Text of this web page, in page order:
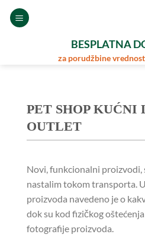
Preskoči
BESPLATNA
za porudžbine
PET SHOP
OUTLET
Novi, funkcionalni proizvodi,
nastalim tokom transporta.
proizvoda navedeno je o
dok su kod fizičkog
fotografije proizvoda.